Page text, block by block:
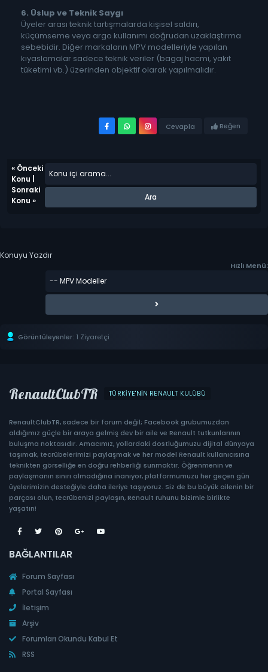
6. Üslup ve Teknik Saygı
Üyeler arası teknik tartışmalarda kişisel saldırı,
küçümseme veya argo kullanımı doğrudan uzaklaştırma
sebebidir. Diğer markaların MPV modelleriyle yapılan
kıyaslamalar sadece teknik veriler (bagaj hacmi, yakıt
tüketimi vb.) üzerinden objektif olarak yapılmalıdır.
Cevapla Beğen
« Önceki
Konu
Sonraki
Konu »
Konuyu Yazdır
Hızlı Menü:
Görüntüleyenler: 1 Ziyaretçi
RenaultClubTR TÜRKIYE'NIN RENAULT KULÜBÜ
RenaultClubTR, sadece bir forum değil; Facebook grubumuzdan
aldığımız güçle bir araya gelmiş dev bir aile ve Renault tutkunlarının
buluşma noktasıdır. Amacımız, yollardaki dostluğumuzu dijital dünyaya
taşımak, tecrübelerimizi paylaşmak ve her model Renault kullanıcısına
teknikten görselliğe en doğru rehberliği sunmaktır. Öğrenmenin ve
paylaşmanın sınırı olmadığına inanıyor, platformumuzu her geçen gün
üyelerimizin desteğiyle daha ileriye taşıyoruz. Siz de bu büyük ailenin bir
parçası olun, tecrübenizi paylaşın, Renault ruhunu bizimle birlikte
yaşatın!
BAĞLANTILAR
Forum Sayfası
Portal Sayfası
İletişim
Arşiv
Forumları Okundu Kabul Et
RSS